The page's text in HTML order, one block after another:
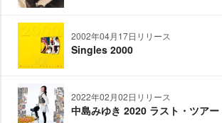
2002年04月17日リリース
Singles 2000
2022年02月02日リリース
中島みゆき 2020 ラスト・ツアー